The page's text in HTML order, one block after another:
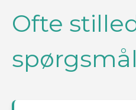
Ofte
spørgsmål